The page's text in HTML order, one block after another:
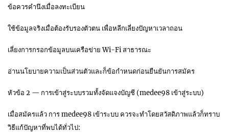
ข้อควรคำนึงเมื่อลงทะเบียน
ใช้ข้อมูลจริงเมื่อต้องรับรองตัวตน เพื่อหลีกเลี่ยงปัญหาเวลาถอน
เลี่ยงการกรอกข้อมูลบนเครือข่าย Wi-Fi สาธารณะ
อ่านนโยบายความเป็นส่วนตัวและก็ข้อกำหนดก่อนยืนยันการสมัคร
หัวข้อ 2 — การเข้าสู่ระบบรวมทั้งจัดแจงบัญชี (medee98 เข้าสู่ระบบ)
เมื่อสมัครแล้ว การ medee98 เข้าระบบ ควรจะทำโดยสวัสดิภาพแล้วก็ทราบ
วิธีแก้ปัญหาที่พบได้ทั่วไป: